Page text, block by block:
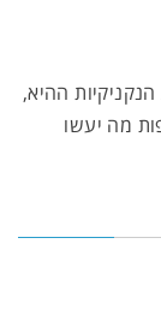
ההיא,
מה יעשו